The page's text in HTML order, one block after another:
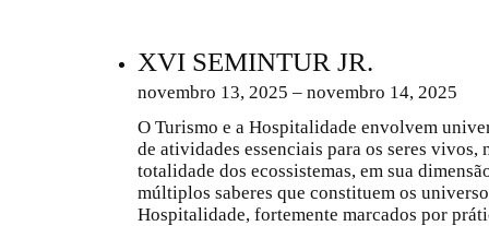
XVI SEMINTUR JR.
novembro 13, 2025 – novembro 14, 2025
O Turismo e a Hospitalidade envolvem
de atividades essenciais para os seres
totalidade dos ecossistemas, em sua
múltiplos saberes que constituem os
Hospitalidade, fortemente marcados por